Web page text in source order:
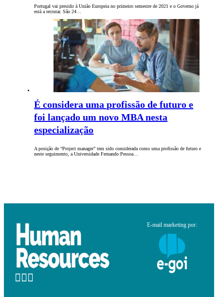
Portugal vai presidir à União Europeia no primeiro semestre de 2021 e o Governo já
está a recrutar. São 24…
É considera uma profissão de futuro e
foi lançado um novo MBA nesta
especialização
A posição de “Project manager” tem sido considerada como uma profissão de futuro e
neste seguimento, a Universidade Fernando Pessoa…
E-mail marketing por: